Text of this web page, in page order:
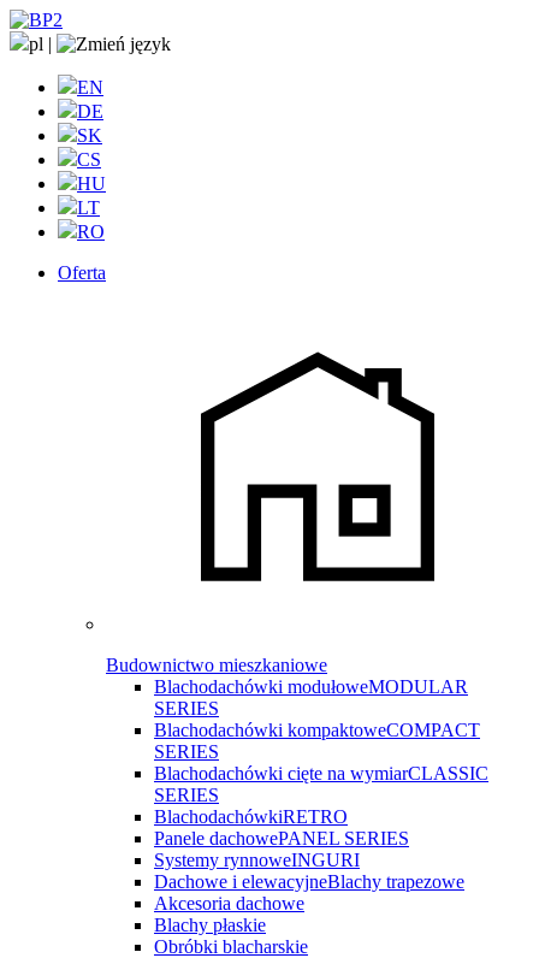
pl |
EN
DE
SK
CS
HU
LT
RO
Oferta
Budownictwo mieszkaniowe
Blachodachówki modułoweMODULAR
SERIES
Blachodachówki kompaktoweCOMPACT
SERIES
Blachodachówki cięte na wymiarCLASSIC
SERIES
BlachodachówkiRETRO
Panele dachowePANEL SERIES
Systemy rynnoweINGURI
Dachowe i elewacyjneBlachy trapezowe
Akcesoria dachowe
Blachy płaskie
Obróbki blacharskie